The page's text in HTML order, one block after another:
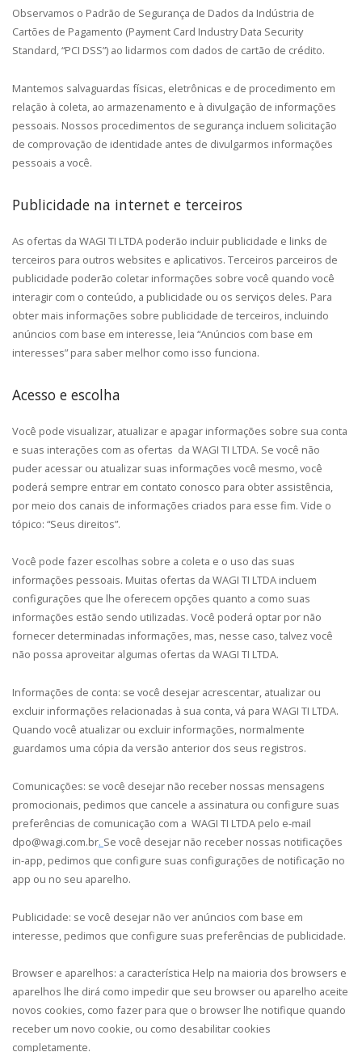
Observamos o Padrão de Segurança de Dados da Indústria de
Cartões de Pagamento (Payment Card Industry Data Security
Standard, “PCI DSS”) ao lidarmos com dados de cartão de crédito.
Mantemos salvaguardas físicas, eletrônicas e de procedimento em
relação à coleta, ao armazenamento e à divulgação de informações
pessoais. Nossos procedimentos de segurança incluem solicitação
de comprovação de identidade antes de divulgarmos informações
pessoais a você.
Publicidade na internet e terceiros
As ofertas da WAGI TI LTDA poderão incluir publicidade e links de
terceiros para outros websites e aplicativos. Terceiros parceiros de
publicidade poderão coletar informações sobre você quando você
interagir com o conteúdo, a publicidade ou os serviços deles. Para
obter mais informações sobre publicidade de terceiros, incluindo
anúncios com base em interesse, leia “Anúncios com base em
interesses” para saber melhor como isso funciona.
Acesso e escolha
Você pode visualizar, atualizar e apagar informações sobre sua conta
e suas interações com as ofertas da WAGI TI LTDA. Se você não
puder acessar ou atualizar suas informações você mesmo, você
poderá sempre entrar em contato conosco para obter assistência,
por meio dos canais de informações criados para esse fim. Vide o
tópico: “Seus direitos”.
Você pode fazer escolhas sobre a coleta e o uso das suas
informações pessoais. Muitas ofertas da WAGI TI LTDA incluem
configurações que lhe oferecem opções quanto a como suas
informações estão sendo utilizadas. Você poderá optar por não
fornecer determinadas informações, mas, nesse caso, talvez você
não possa aproveitar algumas ofertas da WAGI TI LTDA.
Informações de conta: se você desejar acrescentar, atualizar ou
excluir informações relacionadas à sua conta, vá para WAGI TI LTDA.
Quando você atualizar ou excluir informações, normalmente
guardamos uma cópia da versão anterior dos seus registros.
Comunicações: se você desejar não receber nossas mensagens
promocionais, pedimos que cancele a assinatura ou configure suas
preferências de comunicação com a WAGI TI LTDA pelo e-mail
dpo@wagi.com.br. Se você desejar não receber nossas notificações
in-app, pedimos que configure suas configurações de notificação no
app ou no seu aparelho.
Publicidade: se você desejar não ver anúncios com base em
interesse, pedimos que configure suas preferências de publicidade.
Browser e aparelhos: a característica Help na maioria dos browsers e
aparelhos lhe dirá como impedir que seu browser ou aparelho aceite
novos cookies, como fazer para que o browser lhe notifique quando
receber um novo cookie, ou como desabilitar cookies
completamente.